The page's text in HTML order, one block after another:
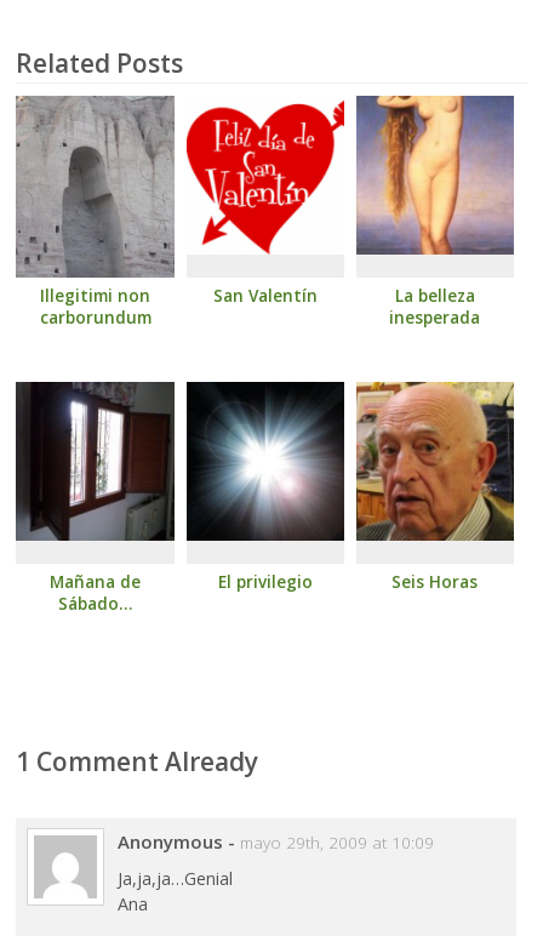
Related Posts
Illegitimi non
carborundum
San Valentín
La belleza
inesperada
Mañana de
Sábado…
El privilegio Seis Horas
1 Comment Already
Anonymous - mayo 29th, 2009 at 10:09
Ja,ja,ja…Genial
Ana